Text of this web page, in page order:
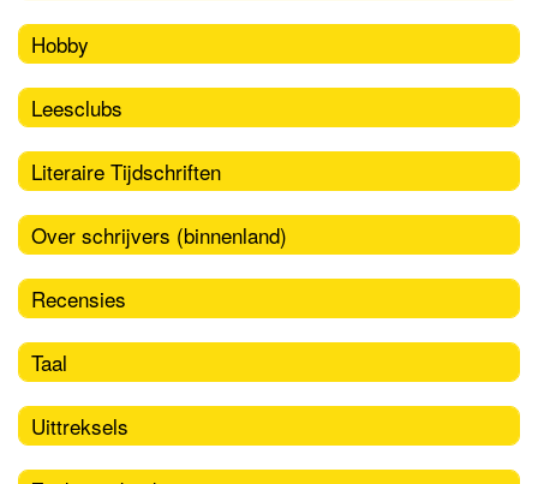
Hobby
Leesclubs
Literaire Tijdschriften
Over schrijvers (binnenland)
Recensies
Taal
Uittreksels